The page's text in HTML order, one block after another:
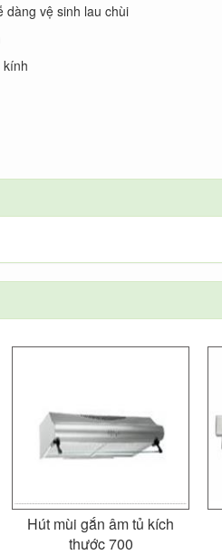
dàng vệ sinh lau chùi
kính
Hút mùi gắn âm tủ kích
thước 700